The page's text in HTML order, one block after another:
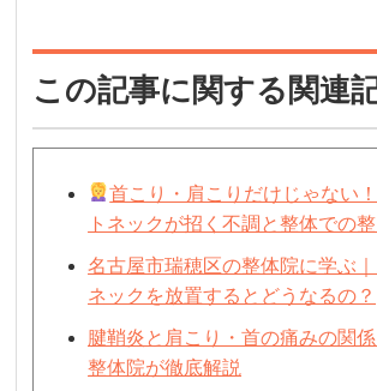
この記事に関する関連
首こり・肩こりだけじゃない
トネックが招く不調と整体での
名古屋市瑞穂区の整体院に学ぶ
ネックを放置するとどうなるの？
腱鞘炎と肩こり・首の痛みの関
整体院が徹底解説